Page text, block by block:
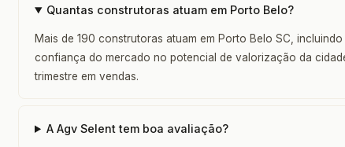
Quantas construtoras atuam em Porto Belo?
Mais de 190 construtoras atuam em Porto Belo SC,
confiança do mercado no potencial de valorização da
trimestre em vendas.
A Agv Selent tem boa avaliação?